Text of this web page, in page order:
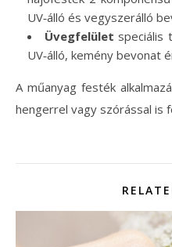
UV‑álló és vegyszerálló
Üvegfelület speciális
UV‑álló, kemény bevonat
A műanyag festék
hengerrel vagy szórással is